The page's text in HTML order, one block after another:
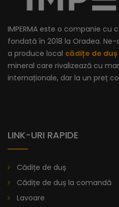
IMPERMA este o companie cu
fondată în 2018 la Oradea.
a produce local cădițe de duș
mineral care rivalizează cu
internaționale, dar la un preț
LINK-URI RAPIDE
Cădițe de duș
Cădițe de duș la comandă
Lavoare